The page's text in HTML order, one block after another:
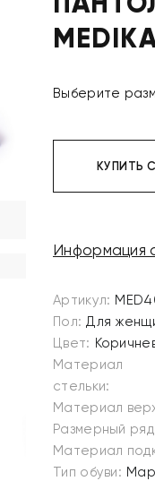
Выберите
КУПИТЬ
Информация
Артикул:
Пол: Для
Цвет:
Материал
стельки:
Материал
Размерный
Материал
Тип обуви: